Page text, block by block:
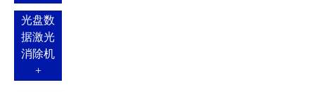
光盘数
据激光
消除机
+